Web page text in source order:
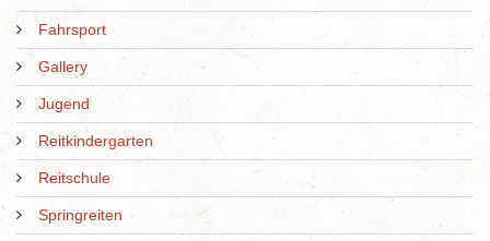
Fahrsport
Gallery
Jugend
Reitkindergarten
Reitschule
Springreiten